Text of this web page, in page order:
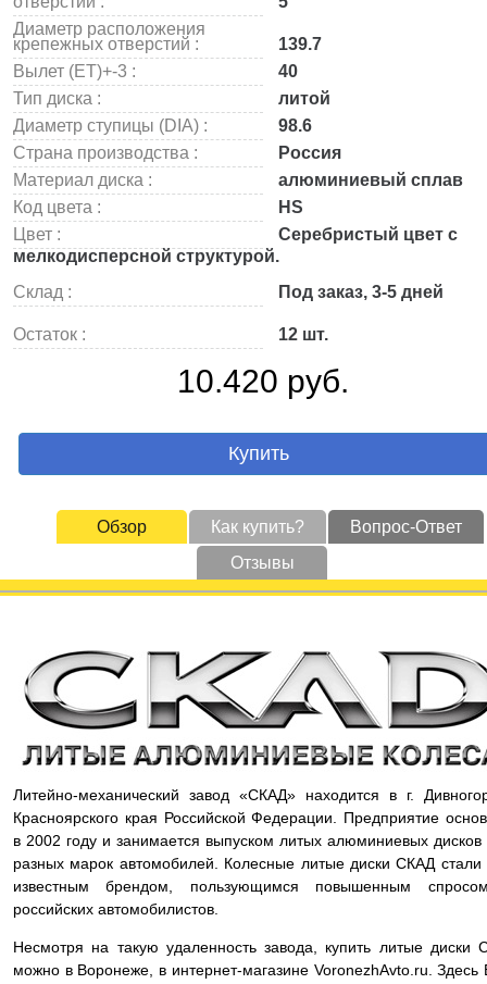
Диаметр расположения
крепежных отверстий :
139.7
Вылет (ET)+-3 :
40
Тип диска :
литой
Диаметр ступицы (DIA) :
98.6
Страна производства :
Россия
Материал диска :
алюминиевый сплав
Код цвета :
HS
Цвет :
Серебристый цвет с
мелкодисперсной структурой.
Склад :
Под заказ, 3-5 дней
Остаток : 12 шт.
10.420 руб.
Купить
Обзор Как купить?
Вопрос-Ответ
Отзывы
Литейно-механический завод «СКАД» находится в г.
Красноярского края Российской Федерации. Предприятие
в 2002 году и занимается выпуском литых алюминиевых дисков
разных марок автомобилей. Колесные литые диски СКАД стали
известным брендом, пользующимся повышенным
российских автомобилистов.
Несмотря на такую удаленность завода, купить литые диски
можно в Воронеже, в интернет-магазине VoronezhAvto.ru. Здесь